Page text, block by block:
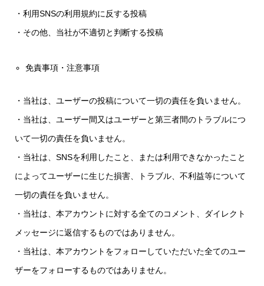
・利用SNSの利用規約に反する投稿
・その他、当社が不適切と判断する投稿
免責事項・注意事項
・当社は、ユーザーの投稿について一切の責任を負いません。
・当社は、ユーザー間又はユーザーと第三者間のトラブルにつ
いて一切の責任を負いません。
・当社は、SNSを利用したこと、または利用できなかったこと
によってユーザーに生じた損害、トラブル、不利益等について
一切の責任を負いません。
・当社は、本アカウントに対する全てのコメント、ダイレクト
メッセージに返信するものではありません。
・当社は、本アカウントをフォローしていただいた全てのユー
ザーをフォローするものではありません。